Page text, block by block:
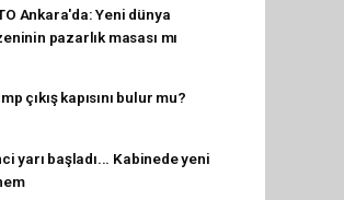
Ankara'da: Yeni dünya
pazarlık masası mı
çıkış kapısını bulur mu?
yarı başladı... Kabinede yeni